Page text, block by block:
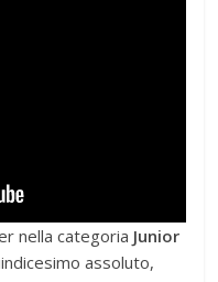
nella categoria Junior
assoluto,